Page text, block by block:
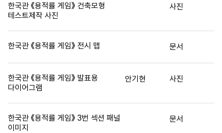
한국관 《용적률 게임》 건축모형
테스트제작 사진
사진
한국관 《용적률 게임》 전시 맵 문서
한국관 《용적률 게임》 발표용
다이어그램
안기현 사진
한국관 《용적률 게임》 3번 섹션 패널
이미지
문서